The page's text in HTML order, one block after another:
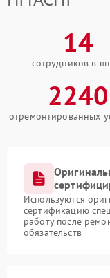
14
сотрудников в
2240
отремонтированных
Используются
сертификацию
работу после
обязательств